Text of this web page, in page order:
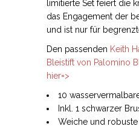
limitierte Set feiert die
das Engagement der
und ist nur für
Den passenden Keith
Bleistift von Palomino
hier=>
10
Inkl. 1 schwarzer
Weiche und